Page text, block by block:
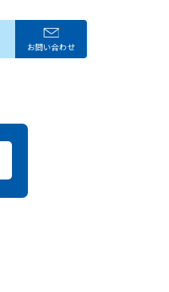
お問い合わせ